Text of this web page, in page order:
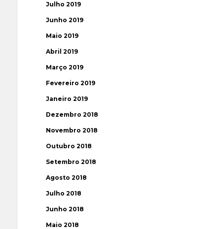
Julho 2019
Junho 2019
Maio 2019
Abril 2019
Março 2019
Fevereiro 2019
Janeiro 2019
Dezembro 2018
Novembro 2018
Outubro 2018
Setembro 2018
Agosto 2018
Julho 2018
Junho 2018
Maio 2018